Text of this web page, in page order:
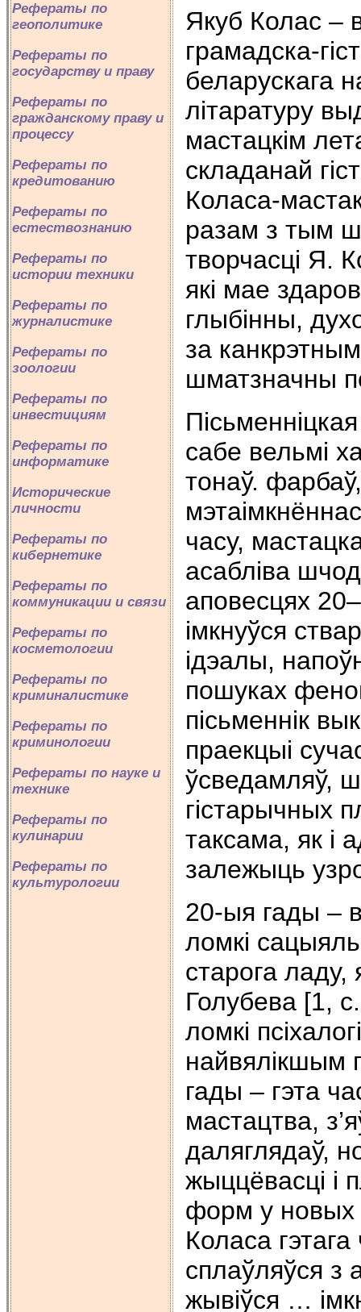
Рефераты по
геополитике
Рефераты по
государству и праву
Рефераты по
гражданскому праву и
процессу
Рефераты по
кредитованию
Рефераты по
естествознанию
Рефераты по
истории техники
Рефераты по
журналистике
Рефераты по
зоологии
Рефераты по
инвестициям
Рефераты по
информатике
Исторические
личности
Рефераты по
кибернетике
Рефераты по
коммуникации и связи
Рефераты по
косметологии
Рефераты по
криминалистике
Рефераты по
криминологии
Рефераты по науке и
технике
Рефераты по
кулинарии
Рефераты по
культурологии
Якуб Колас –
грамадска-
беларускага
літаратуру
мастацкім
складанай
Коласа-
разам з тым
творчасці Я.
які мае
глыбінны,
за
шматзначны
сабе вельмі
тонаў.
часу,
асабліва
аповесцях
імкнуўся
ідэалы,
пошуках
пісьменнік
праекцыі
ўсведамляў,
гістарычных
таксама, як і
залежыць
20-ыя гады –
ломкi
старога
Голубева [1,
ломкi
найвялiкшым
гады – гэта
мастацтва,
даляглядаў,
жыццёвасцi i
форм у новых
Коласа
сплаўляўся з
жывiўся …